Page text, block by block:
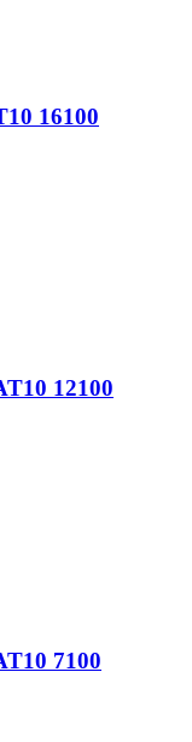
16100
12100
7100